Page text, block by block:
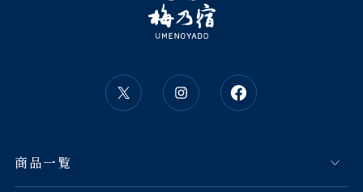
商品一覧